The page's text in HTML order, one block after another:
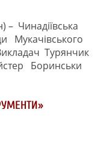
– Чинадіївська
Мукачівського
Турянчик
Боринськи